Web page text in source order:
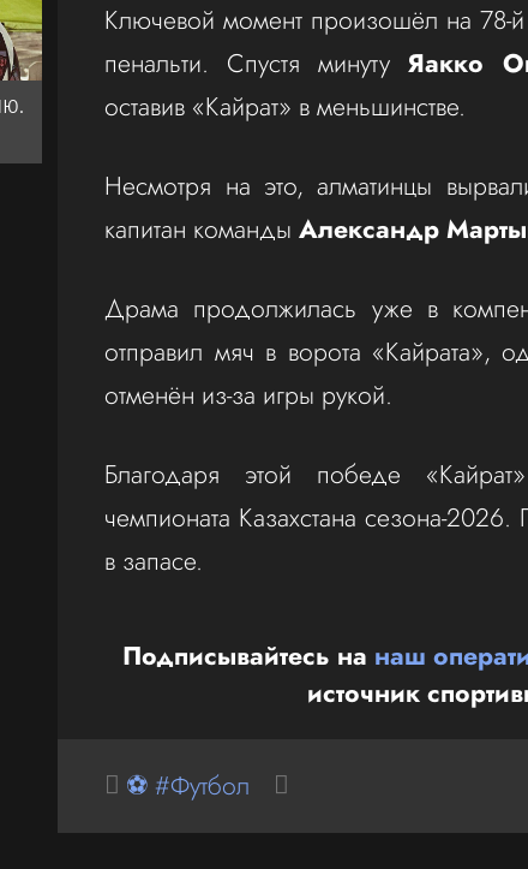
Ключевой момент произошёл на 78-й
пенальти. Спустя минутуЯакко
оставив «Кайрат» в меньшинстве.
Несмотря на это, алматинцы
капитан командыАлександр
Драма продолжилась уже в
отправил мяч в ворота «Кайрата»,
отменён из-за игры рукой.
Благодаря этой победе
чемпионата Казахстана сезона-
в запасе.
Подписывайтесь на наш
источник
⚽ #Футбол